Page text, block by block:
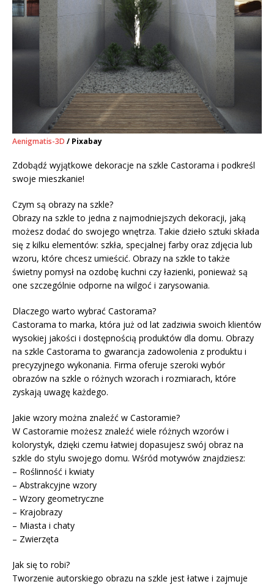
Aenigmatis-3D / Pixabay
Zdobądź wyjątkowe dekoracje na szkle Castorama i podkreśl
swoje mieszkanie!
Czym są obrazy na szkle?
Obrazy na szkle to jedna z najmodniejszych dekoracji, jaką
możesz dodać do swojego wnętrza. Takie dzieło sztuki składa
się z kilku elementów: szkła, specjalnej farby oraz zdjęcia lub
wzoru, które chcesz umieścić. Obrazy na szkle to także
świetny pomysł na ozdobę kuchni czy łazienki, ponieważ są
one szczególnie odporne na wilgoć i zarysowania.
Dlaczego warto wybrać Castorama?
Castorama to marka, która już od lat zadziwia swoich klientów
wysokiej jakości i dostępnością produktów dla domu. Obrazy
na szkle Castorama to gwarancja zadowolenia z produktu i
precyzyjnego wykonania. Firma oferuje szeroki wybór
obrazów na szkle o różnych wzorach i rozmiarach, które
zyskają uwagę każdego.
Jakie wzory można znaleźć w Castoramie?
W Castoramie możesz znaleźć wiele różnych wzorów i
kolorystyk, dzięki czemu łatwiej dopasujesz swój obraz na
szkle do stylu swojego domu. Wśród motywów znajdziesz:
– Roślinność i kwiaty
– Abstrakcyjne wzory
– Wzory geometryczne
– Krajobrazy
– Miasta i chaty
– Zwierzęta
Jak się to robi?
Tworzenie autorskiego obrazu na szkle jest łatwe i zajmuje